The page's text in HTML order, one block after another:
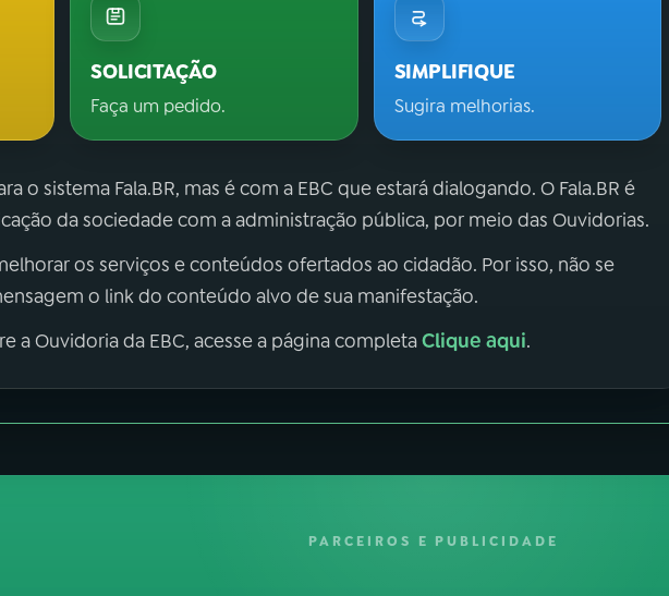
SOLICITAÇÃO
Faça um pedido.
SIMPLIFIQUE
Sugira melhorias.
o sistema Fala.BR, mas é com a EBC que estará dialogando. O Fala.BR é
da sociedade com a administração pública, por meio das Ouvidorias.
os serviços e conteúdos ofertados ao cidadão. Por isso, não se
o link do conteúdo alvo de sua manifestação.
a Ouvidoria da EBC, acesse a página completaClique aqui.
PARCEIROS E PUBLICIDADE